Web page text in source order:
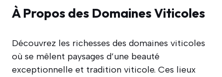
À Propos des Domaines Viticoles
Découvrez les richesses des domaines viticoles
où se mêlent paysages d’une beauté
exceptionnelle et tradition viticole. Ces lieux